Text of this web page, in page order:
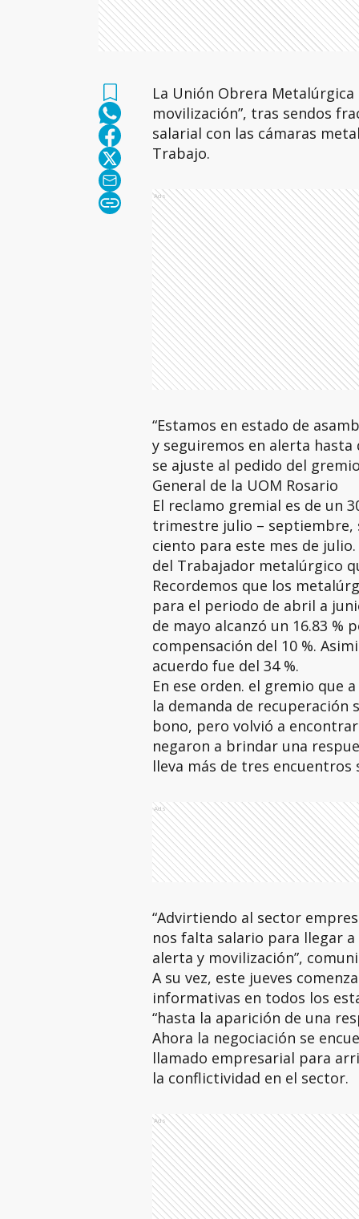
La Unión Obrera Metalúrgica
movilización”, tras sendos
salarial con las cámaras
Trabajo.
Ads
“Estamos en estado de
y seguiremos en alerta
se ajuste al pedido del
General de la UOM Rosario
El reclamo gremial es de un
trimestre julio – septiembre,
ciento para este mes de
del Trabajador metalúrgico
Recordemos que los
para el periodo de abril a
de mayo alcanzó un 16.83 %
compensación del 10 %.
acuerdo fue del 34 %.
En ese orden. el gremio que
la demanda de recuperación
bono, pero volvió a
negaron a brindar una
lleva más de tres encuentros
Ads
“Advirtiendo al sector
nos falta salario para llegar
alerta y movilización”,
A su vez, este jueves
informativas en todos los
“hasta la aparición de una
Ahora la negociación se
llamado empresarial para
la conflictividad en el sector.
Ads